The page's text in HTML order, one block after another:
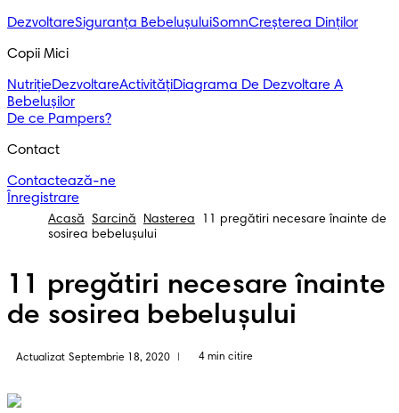
DezvoltareSiguranța BebelușuluiSomnCreșterea Dinților
Copii Mici
NutrițieDezvoltareActivitățiDiagrama De Dezvoltare A
Bebelușilor
De ce Pampers?
Contact
Contactează-ne
Înregistrare
Acasă Sarcină Nasterea
11 pregătiri necesare înainte de
sosirea bebeluşului
11 pregătiri necesare înainte
de sosirea bebeluşului
Actualizat Septembrie 18, 2020 4 min citire